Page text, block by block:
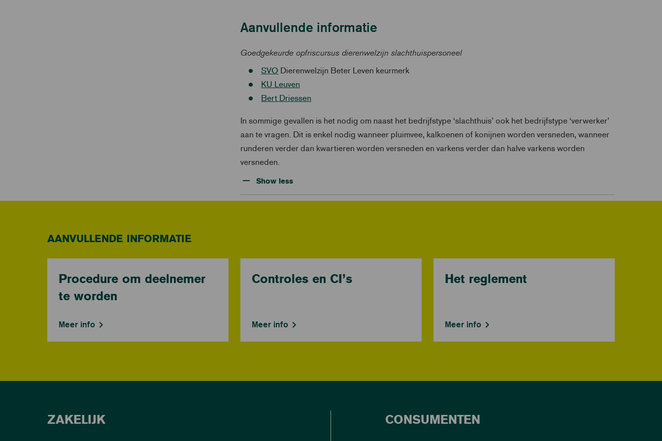
Aanvullende informatie
Goedgekeurde opfriscursus dierenwelzijn slachthuispersoneel
SVO Dierenwelzijn Beter Leven keurmerk
KU Leuven
Bert Driessen
In sommige gevallen is het nodig om naast het bedrijfstype ‘slachthuis’ ook het bedrijfstype ‘verwerker’
aan te vragen. Dit is enkel nodig wanneer pluimvee, kalkoenen of konijnen worden versneden, wanneer
runderen verder dan kwartieren worden versneden en varkens verder dan halve varkens worden
versneden.
Show less
AANVULLENDE INFORMATIE
Procedure om deelnemer
te worden
Meer info
Controles en CI’s
Meer info
Het reglement
Meer info
ZAKELIJK CONSUMENTEN